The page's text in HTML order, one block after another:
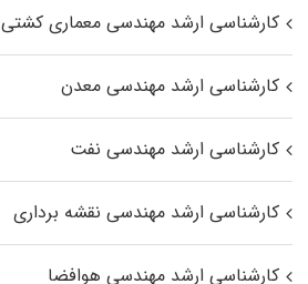
کارشناسی ارشد مهندسی معماری کشتی
کارشناسی ارشد مهندسی معدن
کارشناسی ارشد مهندسی نفت
کارشناسی ارشد مهندسی نقشه برداری
کارشناسی ارشد مهندسی هوافضا